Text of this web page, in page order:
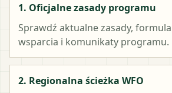
1. Oficjalne zasady programu
Sprawdź aktualne zasady,
wsparcia i komunikaty programu.
2. Regionalna ścieżka WFO